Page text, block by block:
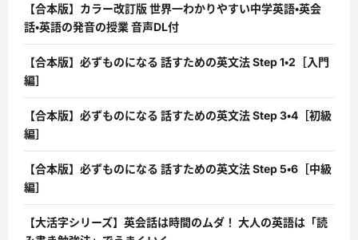
【合本版】カラー改訂版 世界一わかりやすい中学英語・英会
話・英語の発音の授業 音声DL付
【合本版】必ずものになる 話すための英文法 Step 1・2［入門
編］
【合本版】必ずものになる 話すための英文法 Step 3・4［初級
編］
【合本版】必ずものになる 話すための英文法 Step 5・6［中級
編］
【大活字シリーズ】英会話は時間のムダ！ 大人の英語は「読